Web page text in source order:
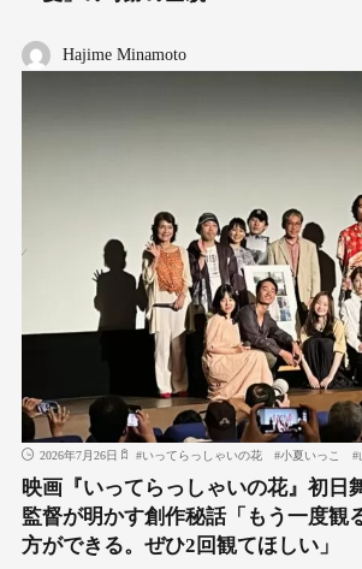
Hajime Minamoto
2026年7月26日 #いってらっしゃいの花 #小夏いっこ #
映画『いってらっしゃいの花』初日
監督が明かす創作秘話「もう一度観
方ができる。ぜひ2回観てほしい」